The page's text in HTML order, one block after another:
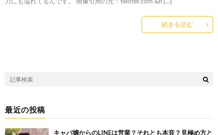
続きを読む
最近の投稿
キャバ嬢からのLINEは営業？それとも本音？見極め方と